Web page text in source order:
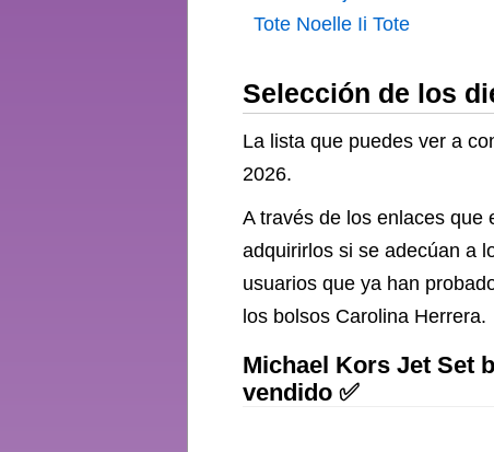
Tote Noelle Ii Tote
Selección de los
La lista que puedes ver a
2026.
A través de los enlaces que
adquirirlos si se adecúan a
usuarios que ya han
los bolsos Carolina Herrera.
Michael Kors Jet Set
vendido ✅